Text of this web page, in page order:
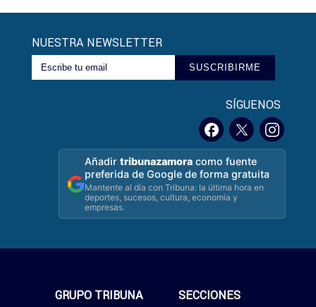
NUESTRA NEWSLETTER
SUSCRIBIRME
SÍGUENOS
Añadirtribunazamora como fuente
preferida de Google de forma gratuita
Mantente al día con Tribuna: la última hora en
deportes, sucesos, cultura, economía y
empresas.
SECCIONES
GRUPO TRIBUNA